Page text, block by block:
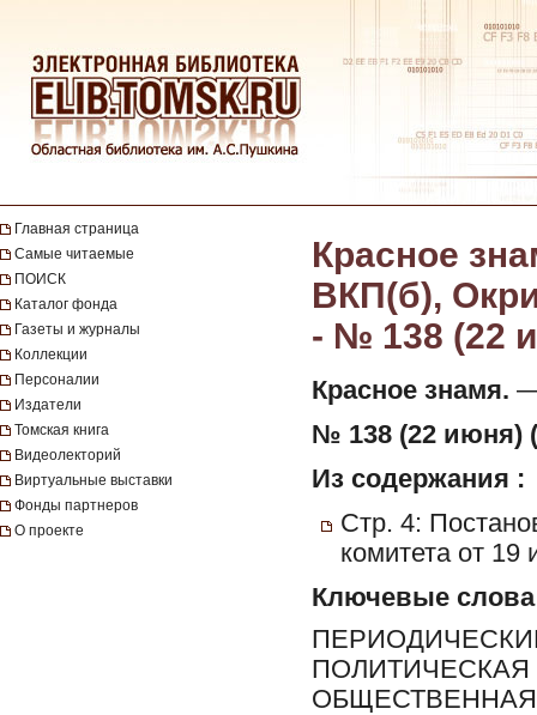
Главная страница
Самые читаемые
ПОИСК
Каталог фонда
Газеты и журналы
Коллекции
Персоналии
Издатели
Томская книга
Видеолекторий
Виртуальные выставки
Фонды партнеров
О проекте
Красное
ВКП(б),
- № 138 (22
Красное знамя. —
№ 138 (22 июня)
Из содержания :
Стр. 4:
комитета от 19
Ключевые слова